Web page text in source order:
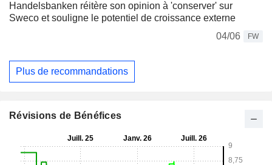
Handelsbanken réitère son opinion à 'conserver' sur
Sweco et souligne le potentiel de croissance externe
04/06
FW
Plus de recommandations
Révisions de Bénéfices